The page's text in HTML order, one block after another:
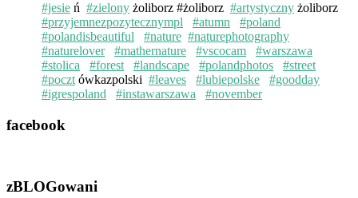
#jesie ń #zielony żoliborz #żoliborz #artystyczny żoliborz
#przyjemnezpozytecznympl
#atumn
#poland
#polandisbeautiful
#nature #naturephotography
#naturelover
#mathernature #vscocam
#warszawa
#stolica
#forest #landscape #polandphotos
#street
#poczt ówkazpolski #leaves #lubiepolske
#goodday
#igrespoland
#instawarszawa #november
facebook
zBLOGowani